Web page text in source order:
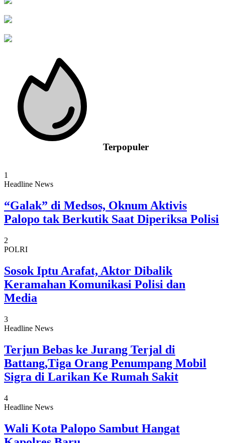
Terpopuler
1
Headline News
“Galak” di Medsos, Oknum Aktivis
Palopo tak Berkutik Saat Diperiksa Polisi
2
POLRI
Sosok Iptu Arafat, Aktor Dibalik
Keramahan Komunikasi Polisi dan
Media
3
Headline News
Terjun Bebas ke Jurang Terjal di
Battang,Tiga Orang Penumpang Mobil
Sigra di Larikan Ke Rumah Sakit
4
Headline News
Wali Kota Palopo Sambut Hangat